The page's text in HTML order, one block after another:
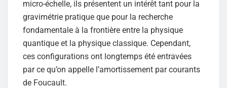
micro-échelle, ils présentent un intérêt tant pour la
gravimétrie pratique que pour la recherche
fondamentale à la frontière entre la physique
quantique et la physique classique. Cependant,
ces configurations ont longtemps été entravées
par ce qu’on appelle l’amortissement par courants
de Foucault.